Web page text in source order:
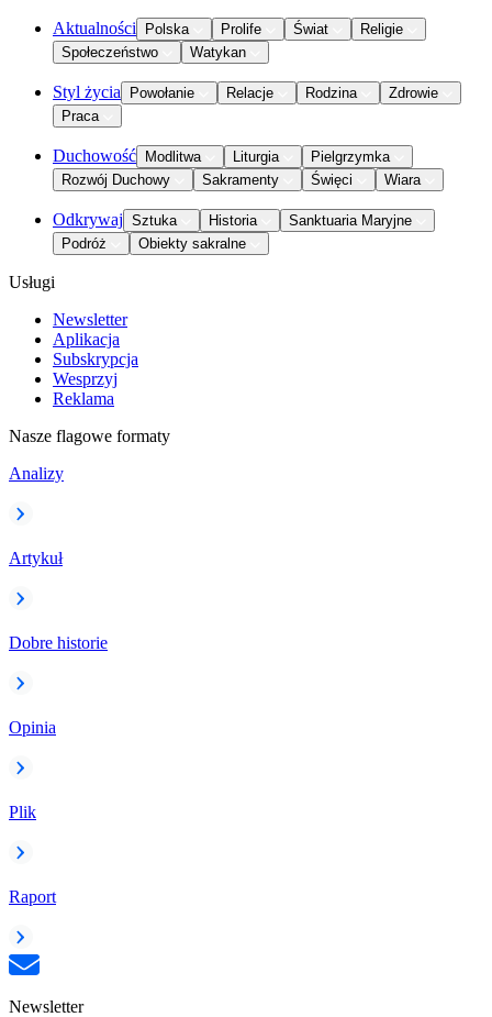
Aktualności Polska Prolife Świat
Religie
Społeczeństwo
Watykan
Styl życia Powołanie Relacje Rodzina
Zdrowie
Praca
Duchowość Modlitwa Liturgia
Pielgrzymka
Rozwój Duchowy
Sakramenty Święci Wiara
Odkrywaj Sztuka Historia
Sanktuaria Maryjne
Podróż
Obiekty sakralne
Usługi
Newsletter
Aplikacja
Subskrypcja
Wesprzyj
Reklama
Nasze flagowe formaty
Analizy
Artykuł
Dobre historie
Opinia
Plik
Raport
Newsletter